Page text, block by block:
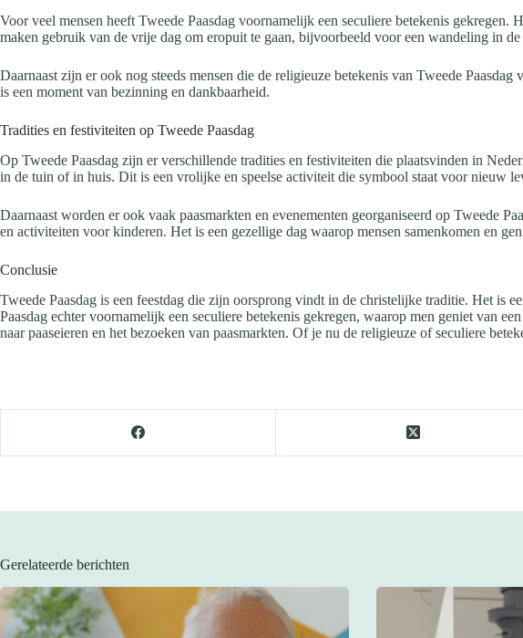
Voor veel mensen heeft Tweede Paasdag voornamelijk een seculiere betekenis
maken gebruik van de vrije dag om eropuit te gaan, bijvoorbeeld voor een wandeling in
Daarnaast zijn er ook nog steeds mensen die de religieuze betekenis van Tweede
is een moment van bezinning en dankbaarheid.
Tradities en festiviteiten op Tweede Paasdag
Op Tweede Paasdag zijn er verschillende tradities en festiviteiten die plaatsvinden in
in de tuin of in huis. Dit is een vrolijke en speelse activiteit die symbool staat voor nieuw
Daarnaast worden er ook vaak paasmarkten en evenementen georganiseerd op Tweede
en activiteiten voor kinderen. Het is een gezellige dag waarop mensen samenkomen en
Conclusie
Tweede Paasdag is een feestdag die zijn oorsprong vindt in de christelijke traditie. Het is
Paasdag echter voornamelijk een seculiere betekenis gekregen, waarop men geniet van
naar paaseieren en het bezoeken van paasmarkten. Of je nu de religieuze of seculiere
Gerelateerde berichten